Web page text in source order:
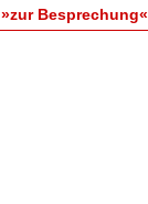
»zur Besprechung«